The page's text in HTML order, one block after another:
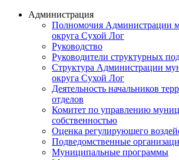
Администрация
Полномочия Администрации
округа Сухой Лог
Руководство
Руководители структурных
Структура Администрации
округа Сухой Лог
Деятельность начальников
отделов
Комитет по управлению
собственностью
Оценка регулирующего
Подведомственные
Муниципальные программы